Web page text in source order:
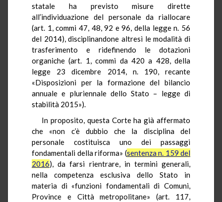
statale ha previsto misure dirette
all’individuazione del personale da riallocare
(art. 1, commi 47, 48, 92 e 96, della legge n. 56
del 2014), disciplinandone altresì le modalità di
trasferimento e ridefinendo le dotazioni
organiche (art. 1, commi da 420 a 428, della
legge 23 dicembre 2014, n. 190, recante
«Disposizioni per la formazione del bilancio
annuale e pluriennale dello Stato – legge di
stabilità 2015»).
In proposito, questa Corte ha già affermato
che «non c’è dubbio che la disciplina del
personale costituisca uno dei passaggi
fondamentali della riforma» (sentenza n. 159 del
2016), da farsi rientrare, in termini generali,
nella competenza esclusiva dello Stato in
materia di «funzioni fondamentali di Comuni,
Province e Città metropolitane» (art. 117,